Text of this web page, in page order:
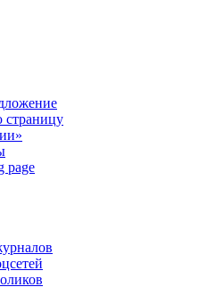
страницу
page